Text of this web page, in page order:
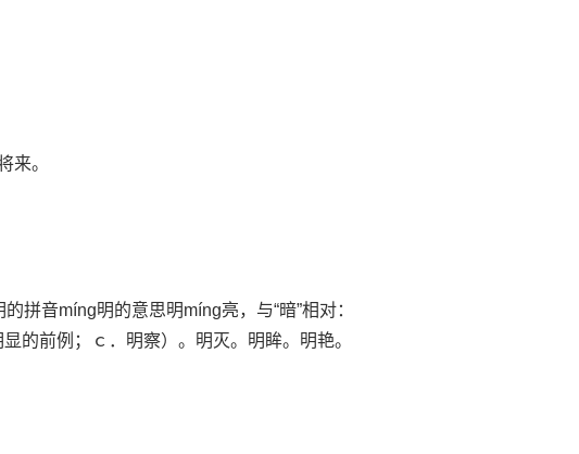
来。
拼音míng明的意思明míng亮，与“暗”相对：
的前例；ｃ．明察）。明灭。明眸。明艳。